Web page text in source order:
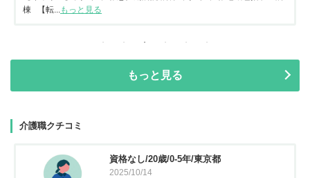
棟 【転...もっと見る
もっと見る
介護職クチコミ
資格なし/20歳/0-5年/東京都
2025/10/14